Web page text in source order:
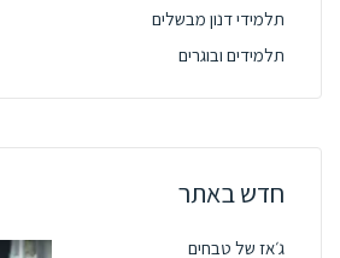
תלמידי דנון מבשלים
תלמידים ובוגרים
חדש באתר
ג׳אז של טבחים